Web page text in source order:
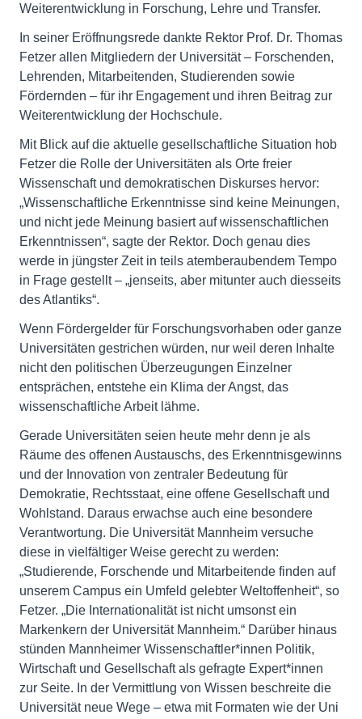
Weiterentwicklung in Forschung, Lehre und Transfer.
In seiner Eröffnungsrede dankte Rektor Prof. Dr. Thomas
Fetzer allen Mitgliedern der Universität – Forschenden,
Lehrenden, Mitarbeitenden, Studierenden sowie
Fördernden – für ihr Engagement und ihren Beitrag zur
Weiterentwicklung der Hochschule.
Mit Blick auf die aktuelle gesellschaftliche Situation hob
Fetzer die Rolle der Universitäten als Orte freier
Wissenschaft und demokratischen Diskurses hervor:
„Wissenschaftliche Erkenntnisse sind keine Meinungen,
und nicht jede Meinung basiert auf wissenschaftlichen
Erkenntnissen“, sagte der Rektor. Doch genau dies
werde in jüngster Zeit in teils atemberaubendem Tempo
in Frage gestellt – „jenseits, aber mitunter auch diesseits
des Atlantiks“.
Wenn Fördergelder für Forschungsvorhaben oder ganze
Universitäten gestrichen würden, nur weil deren Inhalte
nicht den politischen Überzeugungen Einzelner
entsprächen, entstehe ein Klima der Angst, das
wissenschaftliche Arbeit lähme.
Gerade Universitäten seien heute mehr denn je als
Räume des offenen Austauschs, des Erkenntnisgewinns
und der Innovation von zentraler Bedeutung für
Demokratie, Rechtsstaat, eine offene Gesellschaft und
Wohlstand. Daraus erwachse auch eine besondere
Verantwortung. Die Universität Mannheim versuche
diese in vielfältiger Weise gerecht zu werden:
„Studierende, Forschende und Mitarbeitende finden auf
unserem Campus ein Umfeld gelebter Weltoffenheit“, so
Fetzer. „Die Internationalität ist nicht umsonst ein
Markenkern der Universität Mannheim.“ Darüber hinaus
stünden Mannheimer Wissenschaftler*innen Politik,
Wirtschaft und Gesellschaft als gefragte Expert*innen
zur Seite. In der Vermittlung von Wissen beschreite die
Universität neue Wege – etwa mit Formaten wie der Uni